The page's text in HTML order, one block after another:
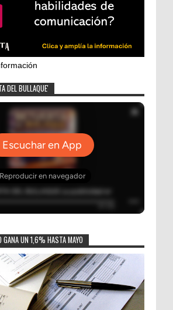
DEL BULLAQUE'
GANA UN 1,6% HASTA MAYO